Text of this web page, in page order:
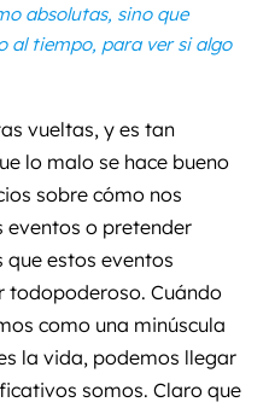
absolutas, sino que
al tiempo, para ver si algo
vueltas, y es tan
lo malo se hace bueno
sobre cómo nos
o pretender
que estos eventos
todopoderoso. Cuándo
como una minúscula
la vida, podemos llegar
somos. Claro que